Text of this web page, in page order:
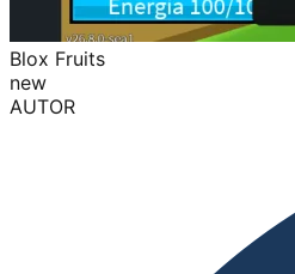
Blox Fruits
new
AUTOR